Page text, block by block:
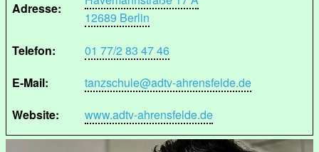
Adresse:
12689 Berlin
Telefon:
01 77/2 83 47 46
E-Mail:
tanzschule@adtv-ahrensfelde.de
Website:
www.adtv-ahrensfelde.de